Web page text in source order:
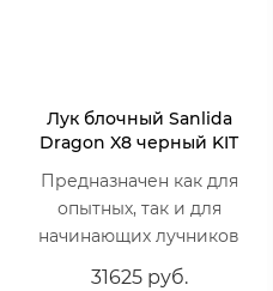
Лук блочный Sanlida
Dragon X8 черный KIT
Предназначен как для
опытных, так и для
начинающих лучников
31625 руб.